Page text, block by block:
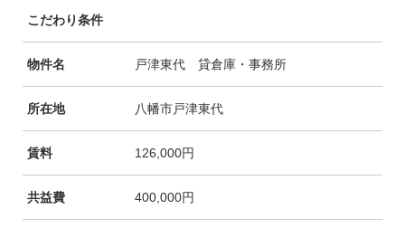
こだわり条件
物件名 戸津東代 貸倉庫・事務所
所在地 八幡市戸津東代
賃料 126,000円
共益費 400,000円